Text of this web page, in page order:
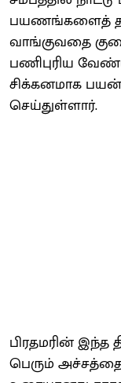
பயணங்களைத்
வாங்குவதை
பணிபுரிய
சிக்கனமாக
செய்துள்ளார்.
பிரதமரின் இந்த
பெரும்